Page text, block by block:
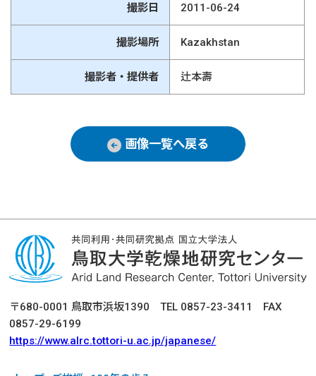
撮影日 2011-06-24
撮影場所 Kazakhstan
撮影者・提供者 辻本壽
画像一覧へ戻る
〒680-0001 鳥取市浜坂1390 TEL 0857-23-3411 FAX
0857-29-6199
https://www.alrc.tottori-u.ac.jp/japanese/